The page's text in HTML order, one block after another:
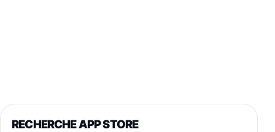
RECHERCHE APP STORE